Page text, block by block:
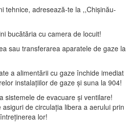
tehnice, adresează-te la ,,Chișinău-
bucătăria cu camera de locuit!
sau transferarea aparatele de gaze la
a alimentării cu gaze închide imediat
instalațiilor de gaze și suna la 904!
sistemele de evacuare și ventilare!
de circulația libera a aerului prin
lor!